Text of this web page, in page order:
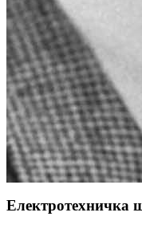
Електротехничка